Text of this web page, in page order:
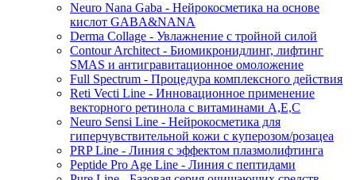
Neuro Nana Gaba - Нейрокосметика на основе
кислот GABA&NANA
Derma Collage - Увлажнение с тройной силой
Contour Architect - Биомикронидлинг, лифтинг
SMAS и антигравитационное омоложение
Full Spectrum - Процедура комплексного действия
Reti Vecti Line - Инновационное применение
векторного ретинола с витаминами A,Е,С
Neuro Sensi Line - Нейрокосметика для
гиперчувствительной кожи с куперозом/розацеа
PRP Line - Линия с эффектом плазмолифтинга
Peptide Pro Age Line - Линия с пептидами